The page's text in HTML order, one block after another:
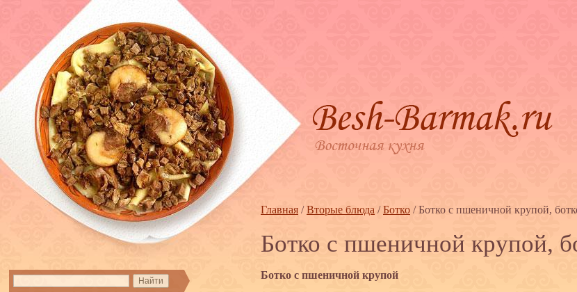
Главная /Вторые блюда /Ботко /Ботко с пшеничной крупой,
Ботко с пшеничной крупой,
Ботко с пшеничной крупой